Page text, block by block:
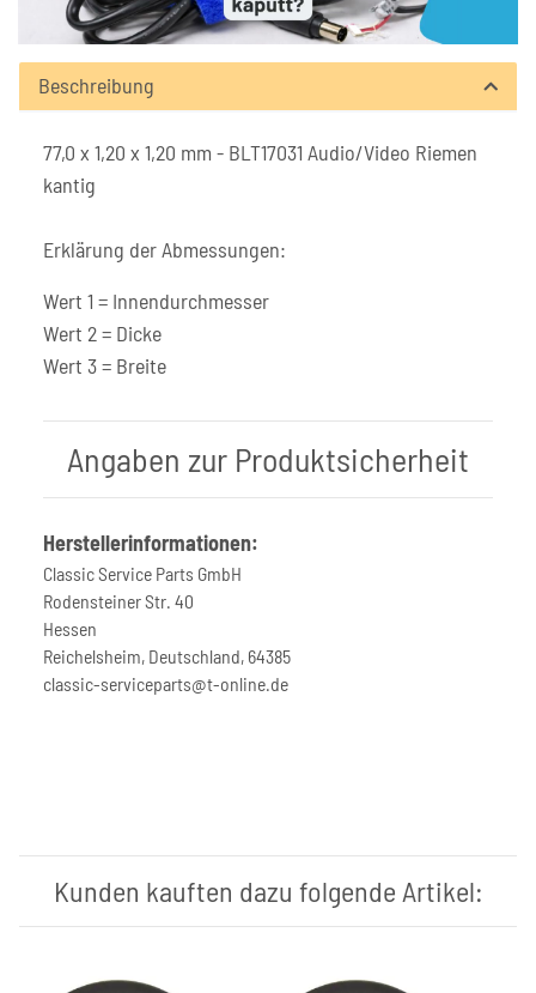
Beschreibung
77,0 x 1,20 x 1,20 mm - BLT17031 Audio/Video Riemen
kantig
Erklärung der Abmessungen:
Wert 1 = Innendurchmesser
Wert 2 = Dicke
Wert 3 = Breite
Angaben zur Produktsicherheit
Herstellerinformationen:
Classic Service Parts GmbH
Rodensteiner Str. 40
Hessen
Reichelsheim, Deutschland, 64385
classic-serviceparts@t-online.de
Kunden kauften dazu folgende Artikel: